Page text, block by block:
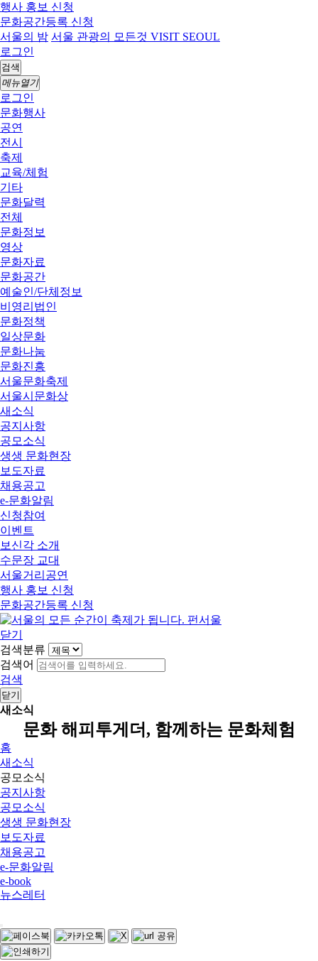
행사 홍보 신청
문화공간등록 신청
서울의 밤 서울 관광의 모든것 VISIT SEOUL
로그인
검색
메뉴열기
로그인
문화행사
공연
전시
축제
교육/체험
기타
문화달력
전체
문화정보
영상
문화자료
문화공간
예술인/단체정보
비영리법인
문화정책
일상문화
문화나눔
문화진흥
서울문화축제
서울시문화상
새소식
공지사항
공모소식
생생 문화현장
보도자료
채용공고
e-문화알림
신청참여
이벤트
보신각 소개
수문장 교대
서울거리공연
행사 홍보 신청
문화공간등록 신청
닫기
검색분류
검색어
검색
닫기
새소식
문화 해피투게더, 함께하는 문화체험
홈
새소식
공모소식
공지사항
공모소식
생생 문화현장
보도자료
채용공고
e-문화알림
e-book
뉴스레터